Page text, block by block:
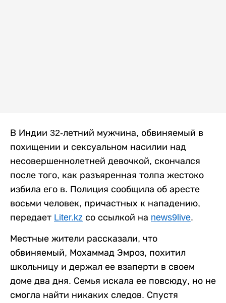
В Индии 32-летний мужчина, обвиняемый в
похищении и сексуальном насилии над
несовершеннолетней девочкой, скончался
после того, как разъяренная толпа жестоко
избила его в. Полиция сообщила об аресте
восьми человек, причастных к нападению,
передает Liter.kz со ссылкой на news9live.
Местные жители рассказали, что
обвиняемый, Мохаммад Эмроз, похитил
школьницу и держал ее взаперти в своем
доме два дня. Семья искала ее повсюду, но не
смогла найти никаких следов. Спустя